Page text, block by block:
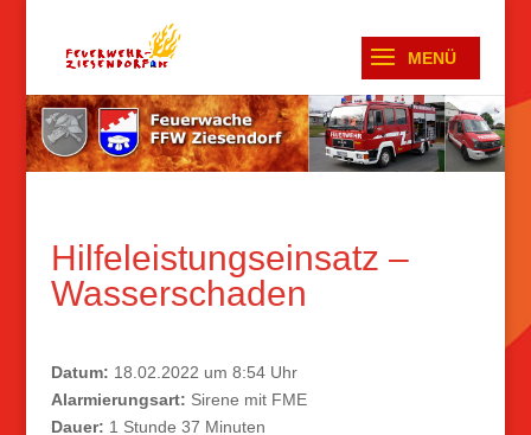
Hilfeleistungseinsatz –
Wasserschaden
Datum: 18.02.2022 um 8:54 Uhr
Alarmierungsart: Sirene mit FME
Dauer: 1 Stunde 37 Minuten